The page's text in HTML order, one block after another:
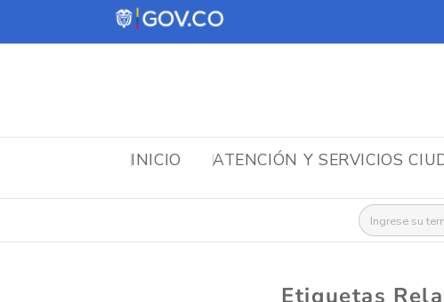
INICIO ATENCIÓN Y SERVICIOS
Buscar:
Etiquetas